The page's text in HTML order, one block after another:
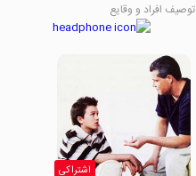
توصیف افراد و وقایع
اشتراکی